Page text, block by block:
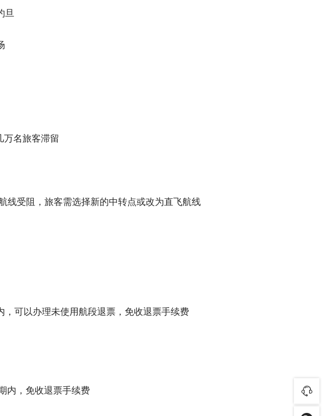
旦
万名旅客滞留
线受阻，旅客需选择新的中转点或改为直飞航线
可以办理未使用航段退票，免收退票手续费
内，免收退票手续费